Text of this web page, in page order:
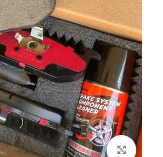
برای بزرگنمایی کلیک کنید